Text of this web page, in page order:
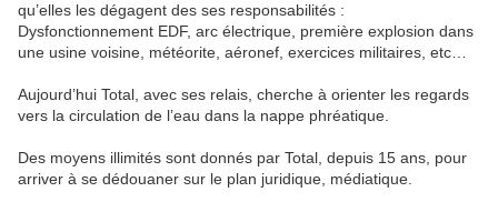
qu’elles les dégagent des ses responsabilités :
Dysfonctionnement EDF, arc électrique, première explosion dans
une usine voisine, météorite, aéronef, exercices militaires, etc…
Aujourd’hui Total, avec ses relais, cherche à orienter les regards
vers la circulation de l’eau dans la nappe phréatique.
Des moyens illimités sont donnés par Total, depuis 15 ans, pour
arriver à se dédouaner sur le plan juridique, médiatique.